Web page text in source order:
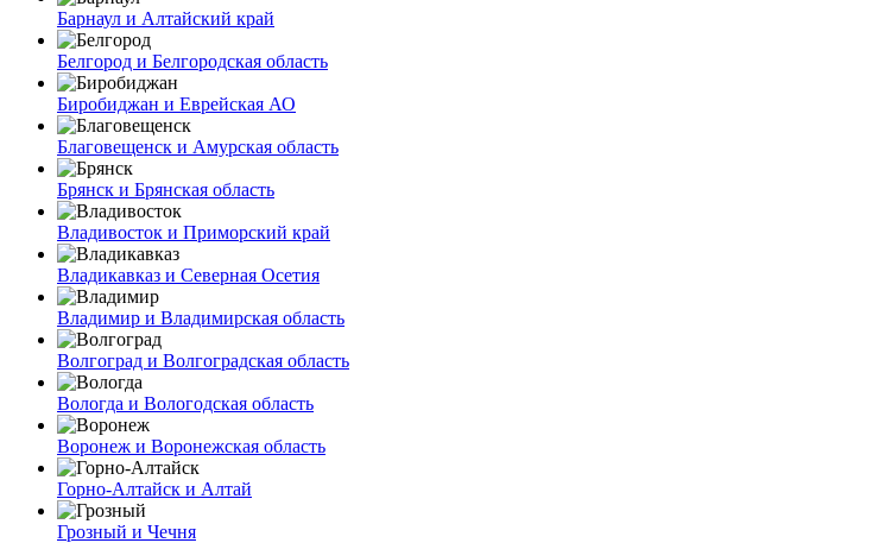
Барнаул и Алтайский край
Белгород и Белгородская область
Биробиджан и Еврейская АО
Благовещенск и Амурская область
Брянск и Брянская область
Владивосток и Приморский край
Владикавказ и Северная Осетия
Владимир и Владимирская область
Волгоград и Волгоградская область
Вологда и Вологодская область
Воронеж и Воронежская область
Горно-Алтайск и Алтай
Грозный и Чечня